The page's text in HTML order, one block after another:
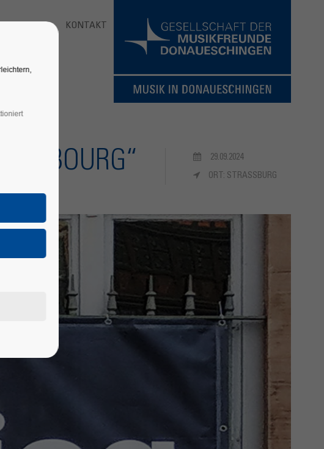
KONTAKT
29.09.2024
ORT: STRASSBURG